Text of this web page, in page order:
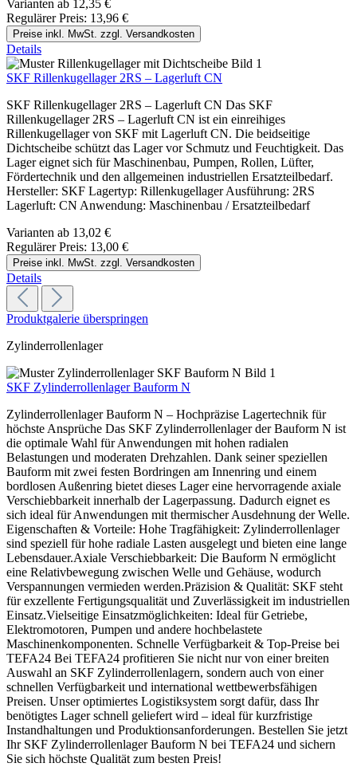
Varianten ab 12,35 €
Regulärer Preis: 13,96 €
Preise inkl. MwSt. zzgl. Versandkosten
Details
SKF Rillenkugellager 2RS – Lagerluft CN
SKF Rillenkugellager 2RS – Lagerluft CN Das SKF
Rillenkugellager 2RS – Lagerluft CN ist ein einreihiges
Rillenkugellager von SKF mit Lagerluft CN. Die beidseitige
Dichtscheibe schützt das Lager vor Schmutz und Feuchtigkeit. Das
Lager eignet sich für Maschinenbau, Pumpen, Rollen, Lüfter,
Fördertechnik und den allgemeinen industriellen Ersatzteilbedarf.
Hersteller: SKF Lagertyp: Rillenkugellager Ausführung: 2RS
Lagerluft: CN Anwendung: Maschinenbau / Ersatzteilbedarf
Varianten ab 13,02 €
Regulärer Preis: 13,00 €
Preise inkl. MwSt. zzgl. Versandkosten
Details
Produktgalerie überspringen
Zylinderrollenlager
SKF Zylinderrollenlager Bauform N
Zylinderrollenlager Bauform N – Hochpräzise Lagertechnik für
höchste Ansprüche Das SKF Zylinderrollenlager der Bauform N ist
die optimale Wahl für Anwendungen mit hohen radialen
Belastungen und moderaten Drehzahlen. Dank seiner speziellen
Bauform mit zwei festen Bordringen am Innenring und einem
bordlosen Außenring bietet dieses Lager eine hervorragende axiale
Verschiebbarkeit innerhalb der Lagerpassung. Dadurch eignet es
sich ideal für Anwendungen mit thermischer Ausdehnung der Welle.
Eigenschaften & Vorteile: Hohe Tragfähigkeit: Zylinderrollenlager
sind speziell für hohe radiale Lasten ausgelegt und bieten eine lange
Lebensdauer.Axiale Verschiebbarkeit: Die Bauform N ermöglicht
eine Relativbewegung zwischen Welle und Gehäuse, wodurch
Verspannungen vermieden werden.Präzision & Qualität: SKF steht
für exzellente Fertigungsqualität und Zuverlässigkeit im industriellen
Einsatz.Vielseitige Einsatzmöglichkeiten: Ideal für Getriebe,
Elektromotoren, Pumpen und andere hochbelastete
Maschinenkomponenten. Schnelle Verfügbarkeit & Top-Preise bei
TEFA24 Bei TEFA24 profitieren Sie nicht nur von einer breiten
Auswahl an SKF Zylinderrollenlagern, sondern auch von einer
schnellen Verfügbarkeit und international wettbewerbsfähigen
Preisen. Unser optimiertes Logistiksystem sorgt dafür, dass Ihr
benötigtes Lager schnell geliefert wird – ideal für kurzfristige
Instandhaltungen und Produktionsanforderungen. Bestellen Sie jetzt
Ihr SKF Zylinderrollenlager Bauform N bei TEFA24 und sichern
Sie sich höchste Qualität zum besten Preis!